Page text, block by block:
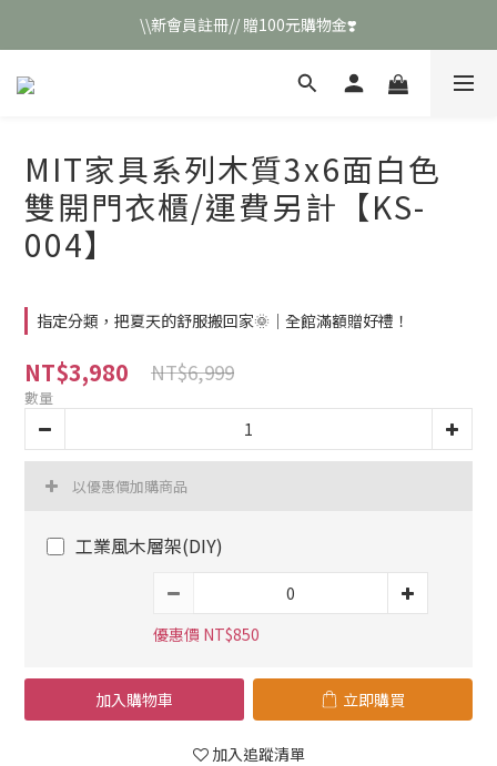
\\新會員註冊// 贈100元購物金❣️
\\新會員註冊// 贈100元購物金❣️
LINE好友招募\\ 回答數字 領取50元折扣碼 //
MIT家具系列木質3x6面白色
雙開門衣櫃/運費另計【KS-
004】
指定分類，把夏天的舒服搬回家🌞｜全館滿額贈好禮！
NT$3,980 NT$6,999
數量
以優惠價加購商品
工業風木層架(DIY)
優惠價 NT$850
加入購物車 立即購買
加入追蹤清單